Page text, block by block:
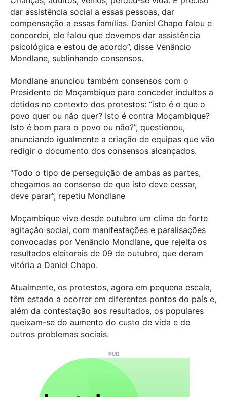
dar assistência social a essas pessoas, dar
compensação a essas famílias. Daniel Chapo falou e
concordei, ele falou que devemos dar assistência
psicológica e estou de acordo”, disse Venâncio
Mondlane, sublinhando consensos.
Mondlane anunciou também consensos com o
Presidente de Moçambique para conceder indultos a
detidos no contexto dos protestos: “isto é o que o
povo quer ou não quer? Isto é contra Moçambique?
Isto é bom para o povo ou não?”, questionou,
anunciando igualmente a criação de equipas que vão
redigir o documento dos consensos alcançados.
“Todo o tipo de perseguição de ambas as partes,
chegamos ao consenso de que isto deve cessar,
deve parar”, repetiu Mondlane
Moçambique vive desde outubro um clima de forte
agitação social, com manifestações e paralisações
convocadas por Venâncio Mondlane, que rejeita os
resultados eleitorais de 09 de outubro, que deram
vitória a Daniel Chapo.
Atualmente, os protestos, agora em pequena escala,
têm estado a ocorrer em diferentes pontos do país e,
além da contestação aos resultados, os populares
queixam-se do aumento do custo de vida e de
outros problemas sociais.